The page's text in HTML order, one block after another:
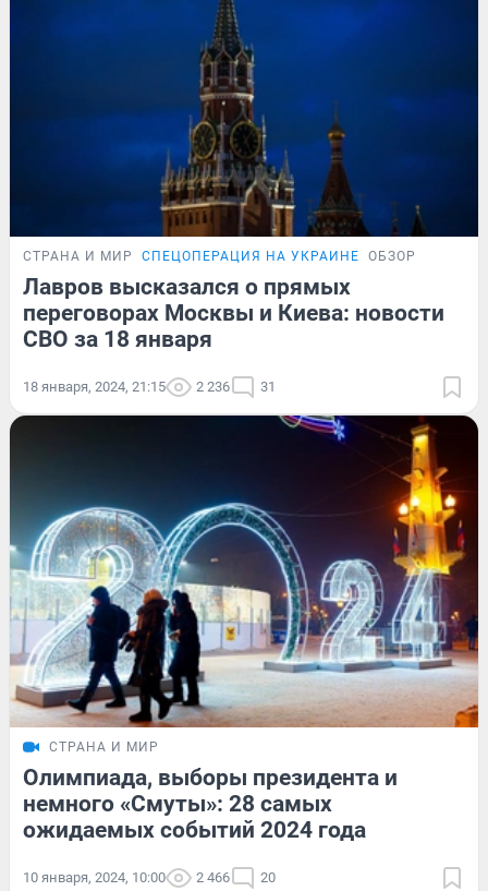
СТРАНА И МИР СПЕЦОПЕРАЦИЯ НА УКРАИНЕ ОБЗОР
Лавров высказался о прямых
переговорах Москвы и Киева: новости
СВО за 18 января
18 января, 2024, 21:15 2 236 31
СТРАНА И МИР
Олимпиада, выборы президента и
немного «Смуты»: 28 самых
ожидаемых событий 2024 года
10 января, 2024, 10:00 2 466 20